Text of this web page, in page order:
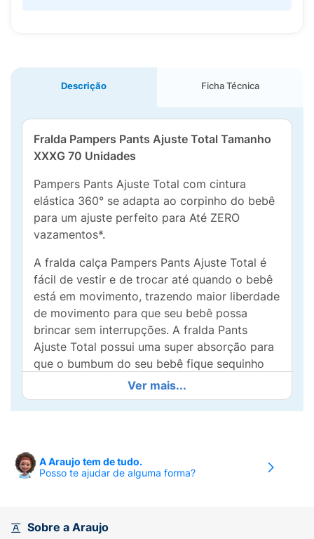
Descrição Ficha Técnica
Fralda Pampers Pants Ajuste Total Tamanho
XXXG 70 Unidades
Pampers Pants Ajuste Total com cintura
elástica 360° se adapta ao corpinho do bebê
para um ajuste perfeito para Até ZERO
vazamentos*.
A fralda calça Pampers Pants Ajuste Total é
fácil de vestir e de trocar até quando o bebê
está em movimento, trazendo maior liberdade
de movimento para que seu bebê possa
brincar sem interrupções. A fralda Pants
Ajuste Total possui uma super absorção para
que o bumbum do seu bebê fique sequinho
durante as noites .
Pampers Pants Ajuste Total também possui
absorvente para maior conforto dos bebês.A
fralda calça Pampers Pants Ajuste Total é
fralda;2. Suba a fralda como um shortinho;3.
Ver mais...
A Araujo tem de tudo.
Posso te ajudar de alguma forma?
Sobre a Araujo